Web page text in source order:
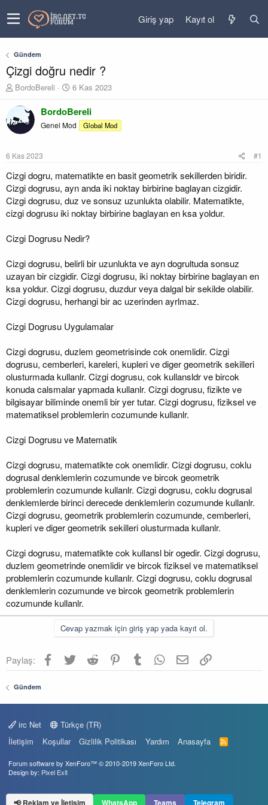
Giriş yap Kayıt ol
Gündem
Çizgi doğru nedir ?
K
n
u
b
a
ş
a
t
a
BordoBereli
B
ş
l
a
ç
a
r
i
i
6 Kas 2023
BordoBereli
Genel Mod Global Mod
6 Kas 2023 #1
Cizgi dogru, matematikte en basit geometrik sekillerden biridir.
Cizgi dogrusu, ayn anda iki noktay birbirine baglayan cizgidir.
Cizgi dogrusu, duz ve sonsuz uzunlukta olabilir. Matematikte,
cizgi dogrusu iki noktay birbirine baglayan en ksa yoldur.
Cizgi Dogrusu Nedir?
Cizgi dogrusu, belirli bir uzunlukta ve ayn dogrultuda sonsuz
uzayan bir cizgidir. Cizgi dogrusu, iki noktay birbirine baglayan en
ksa yoldur. Cizgi dogrusu, duzdur veya dalgal bir sekilde olabilir.
Cizgi dogrusu, herhangi bir ac uzerinden ayrlmaz.
Cizgi Dogrusu Uygulamalar
Cizgi dogrusu, duzlem geometrisinde cok onemlidir. Cizgi
dogrusu, cemberleri, kareleri, kupleri ve diger geometrik sekilleri
olusturmada kullanlr. Cizgi dogrusu, cok kullansldr ve bircok
konuda calsmalar yapmada kullanlr. Cizgi dogrusu, fizikte ve
bilgisayar biliminde onemli bir yer tutar. Cizgi dogrusu, fiziksel ve
matematiksel problemlerin cozumunde kullanlr.
Cizgi Dogrusu ve Matematik
Cizgi dogrusu, matematikte cok onemlidir. Cizgi dogrusu, coklu
dogrusal denklemlerin cozumunde ve bircok geometrik
problemlerin cozumunde kullanlr. Cizgi dogrusu, coklu dogrusal
denklemlerde birinci derecede denklemlerin cozumunde kullanlr.
Cizgi dogrusu, geometrik problemlerin cozumunde, cemberleri,
kupleri ve diger geometrik sekilleri olusturmada kullanlr.
Cizgi dogrusu, matematikte cok kullansl bir ogedir. Cizgi dogrusu,
duzlem geometrinde onemlidir ve bircok fiziksel ve matematiksel
problemlerin cozumunde kullanlr. Cizgi dogrusu, coklu dogrusal
denklemlerin cozumunde ve bircok geometrik problemlerin
cozumunde kullanlr.
Cevap yazmak için giriş yap yada kayıt ol.
Paylaş: Facebook
TwitterReddit PinterestTumblr WhatsApp
E-postaLink
Gündem
irc Net
Türkçe (TR)
İletişim
Koşullar Gizlilik Politikası Yardım Anasayfa
R
S
Forum software by XenForo™© 2010-2019 XenForo Ltd.
Design by: Pixel Exit
📢 Reklam ve İletişim WhatsApp Teams Telegram